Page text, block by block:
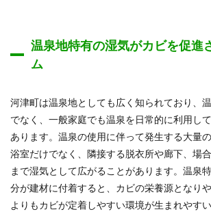
温泉地特有の湿気がカビを促進
ム
河津町は温泉地としても広く知られており、
でなく、一般家庭でも温泉を日常的に利用し
あります。温泉の使用に伴って発生する大量
浴室だけでなく、隣接する脱衣所や廊下、場
まで湿気として広がることがあります。温泉
分が建材に付着すると、カビの栄養源となり
よりもカビが定着しやすい環境が生まれやす